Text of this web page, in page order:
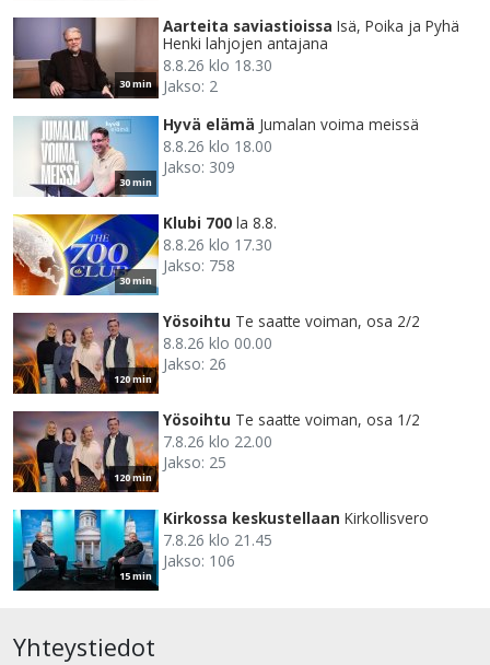
30 min
Aarteita saviastioissa Isä, Poika ja Pyhä
Henki lahjojen antajana
8.8.26 klo 18.30
Jakso: 2
30 min
Hyvä elämä Jumalan voima meissä
8.8.26 klo 18.00
Jakso: 309
30 min
Klubi 700 la 8.8.
8.8.26 klo 17.30
Jakso: 758
120 min
Yösoihtu Te saatte voiman, osa 2/2
8.8.26 klo 00.00
Jakso: 26
120 min
Yösoihtu Te saatte voiman, osa 1/2
7.8.26 klo 22.00
Jakso: 25
15 min
Kirkossa keskustellaan Kirkollisvero
7.8.26 klo 21.45
Jakso: 106
Yhteystiedot